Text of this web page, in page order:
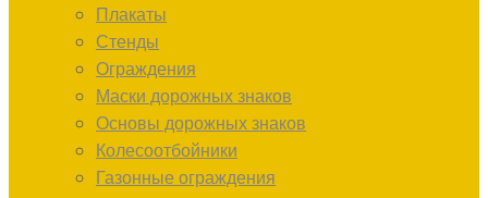
Плакаты
Стенды
Ограждения
Маски дорожных знаков
Основы дорожных знаков
Колесоотбойники
Газонные ограждения